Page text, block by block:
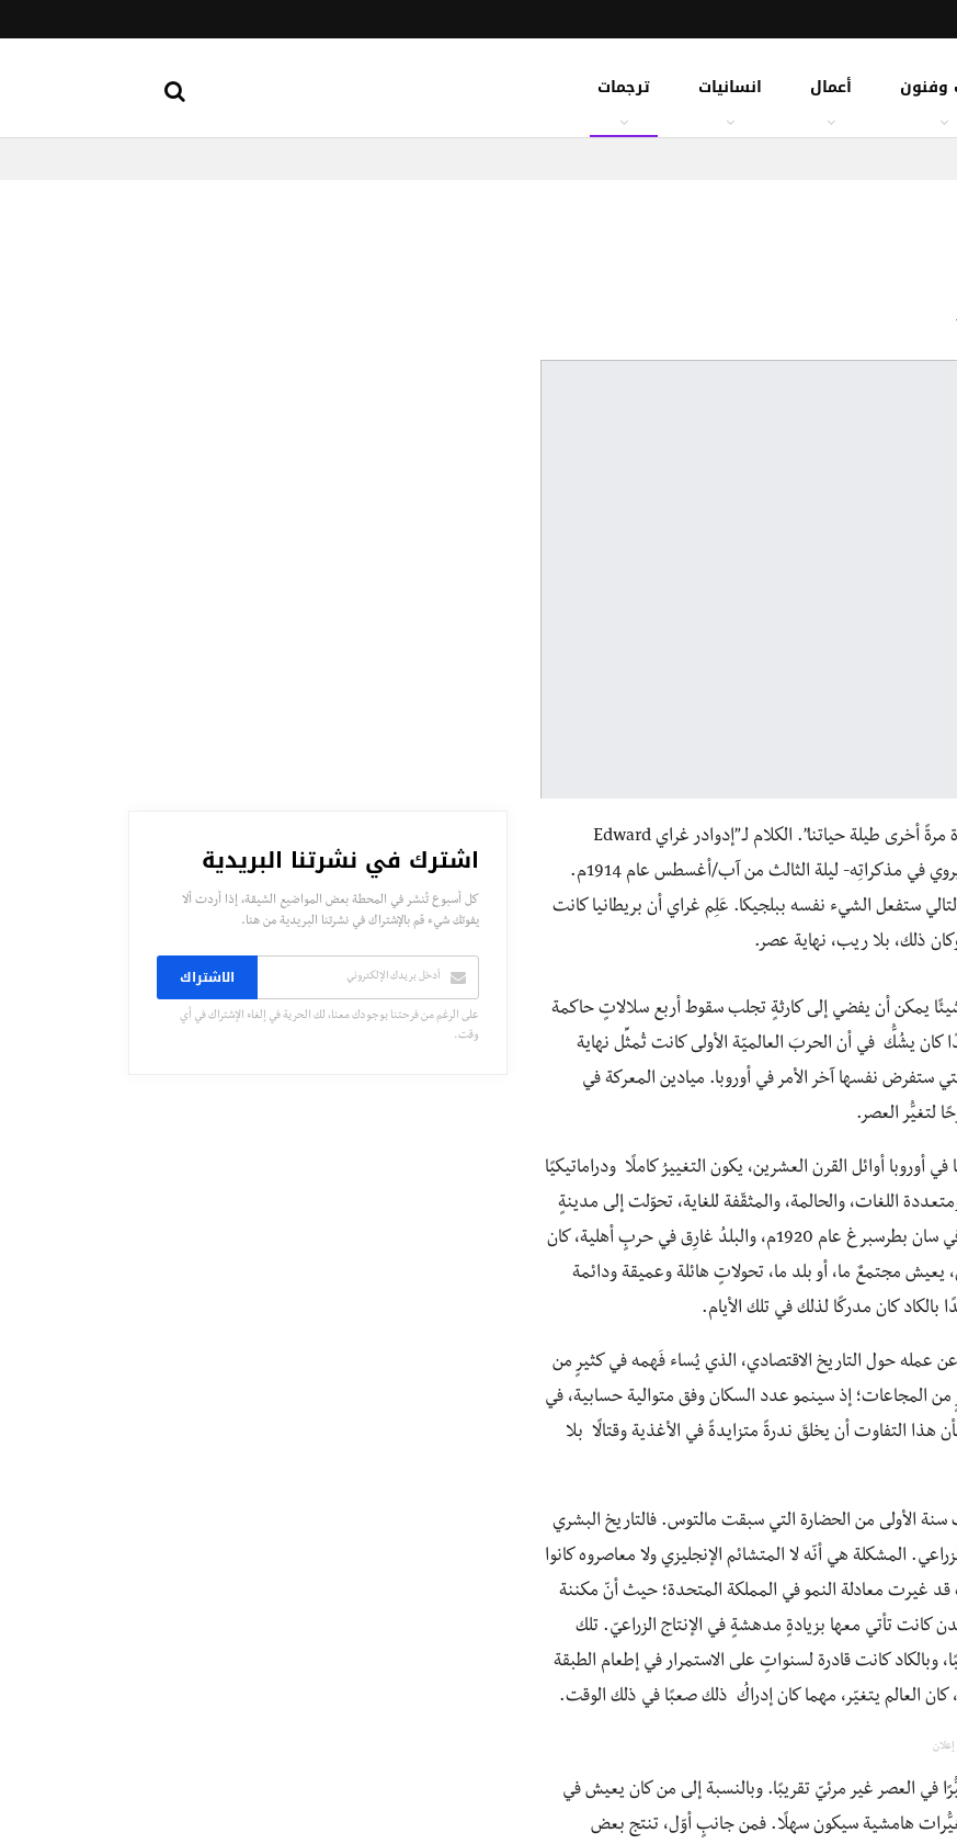
وفنون أعمال انسانيات ترجمات
مرةً أخرى طيلة حياتنا”.
الكلام لـ”إدوادر غراي Edward
Grey”، وزير خارجية الإمبراطوريّة البريطانية. قاله -حسبما يروي في مذكراتِه- ليلة الثالث من آب/أغسطس عام 1914م.
ستفعل الشيء نفسه ببلجيكا. عَلِم غراي أن بريطانيا كانت
ذلك، بلا ريب، نهاية عصر.
إلى أزمة تموز/يوليو عام 1914م بوصفها شيئًا يمكن أن يفضي إلى كارثةٍ تجلب سقوط أربع سلالاتٍ حاكمة
كان يشُكُّ في أن الحربَ العالميّة الأولى كانت تُمثِّل نهاية
ستفرض نفسها آخر الأمر في أوروبا. ميادين المعركة في
أوائل القرن العشرين، يكون التغييرُ كاملًا ودراماتيكيًا
والفنيّة، ومتعددة اللغات، والحالمة، والمثقّفة للغاية، تحوّلت إلى مدينةٍ
مُقسّمة، وجائعة، وفوضويّة، وذليلة، في عام 1919م. لا أحدَ في سان بطرسبرغ عام 1920م، والبلدُ غارِق في حربٍ أهلية، كان
مجتمعٌ ما، أو بلد ما، تحولاتٍ هائلة وعميقة ودائمة
كان مدركًا لذلك في تلك الأيام.
عمله حول التاريخ الاقتصادي، الذي يُساء فَهمه في كثيرٍ من
متوجِّهٌ إلى عصرٍ من المجاعات؛ إذ سينمو عدد السكان وفق متوالية حسابية، في
التفاوت أن يخلقَ ندرةً متزايدةً في الأغذية وقتالًا بلا
سنة الأولى من الحضارة التي سبقت مالتوس. فالتاريخ البشري
المشكلة هي أنّه لا المتشائم الإنجليزي ولا معاصروه كانوا
غيرت معادلة النمو في المملكة المتحدة؛ حيث أنّ مكننة
كانت تأتي معها بزيادةٍ مدهشةٍ في الإنتاج الزراعيّ. تلك
وبالكاد كانت قادرة لسنواتٍ على الاستمرار في إطعام الطبقة
كان العالم يتغيّر، مهما كان إدراكُ ذلك صعبًا في ذلك الوقت.
إعلان
في العصر غير مرئيّ تقريبًا. وبالنسبة إلى من كان يعيش في
تغيُّرات هامشية سيكون سهلًا. فمن جانبٍ أوّل، تنتج بعض
اشترك في نشرتنا البريدية
كل أسبوع تُنشر في المحطة بعض المواضيع الشيقة، إذا أردت ألا
يفوتك شيء قم بالإشتراك في نشرتنا البريدية من هنا.
الاشتراك
على الرغم من فرحتنا بوجودك معنا، لك الحرية في إلغاء الإشتراك في أي
وقت.